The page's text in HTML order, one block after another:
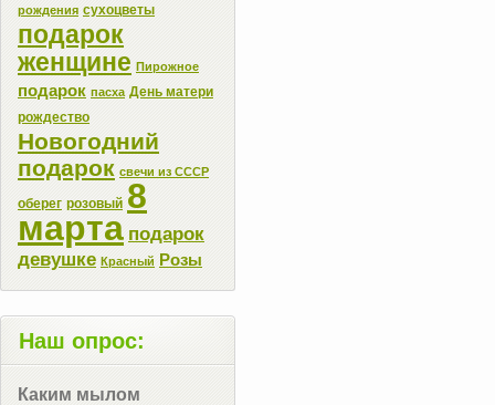
рождения сухоцветы
подарок
женщине Пирожное
подарок пасха День матери
рождество
Новогодний
подарок свечи из СССР
оберег розовый 8
марта подарок
девушке Красный Розы
Наш опрос:
Каким мылом